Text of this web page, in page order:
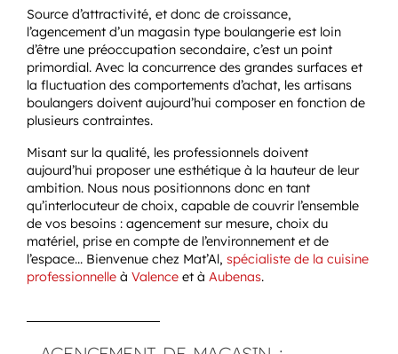
Source d’attractivité, et donc de croissance,
l’agencement d’un magasin type boulangerie est loin
d’être une préoccupation secondaire, c’est un point
primordial. Avec la concurrence des grandes surfaces et
la fluctuation des comportements d’achat, les artisans
boulangers doivent aujourd’hui composer en fonction de
plusieurs contraintes.
Misant sur la qualité, les professionnels doivent
aujourd’hui proposer une esthétique à la hauteur de leur
ambition. Nous nous positionnons donc en tant
qu’interlocuteur de choix, capable de couvrir l’ensemble
de vos besoins : agencement sur mesure, choix du
matériel, prise en compte de l’environnement et de
l’espace… Bienvenue chez Mat’Al, spécialiste de la cuisine
professionnelle à Valence et à Aubenas.